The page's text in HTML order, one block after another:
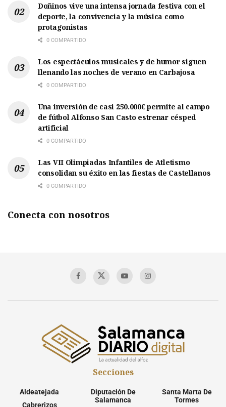
Doñinos vive una intensa jornada festiva con el
deporte, la convivencia y la música como
protagonistas
0 COMPARTIDO
Los espectáculos musicales y de humor siguen
llenando las noches de verano en Carbajosa
0 COMPARTIDO
Una inversión de casi 250.000€ permite al campo
de fútbol Alfonso San Casto estrenar césped
artificial
0 COMPARTIDO
Las VII Olimpiadas Infantiles de Atletismo
consolidan su éxito en las fiestas de Castellanos
0 COMPARTIDO
Conecta con nosotros
Secciones
Aldeatejada
Cabrerizos
Diputación De
Salamanca
Santa Marta De
Tormes